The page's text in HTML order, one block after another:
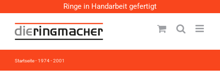
Ringe in Handarbeit gefertigt
Inhalt
springen
Startseite-1974 - 2001